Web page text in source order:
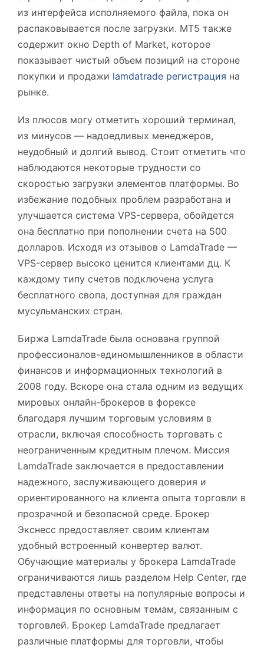
из интерфейса исполняемого файла, пока он
распаковывается после загрузки. MT5 также
содержит окно Depth of Market, которое
показывает чистый объем позиций на стороне
покупки и продажи lamdatrade регистрация на
рынке.
Из плюсов могу отметить хороший терминал,
из минусов — надоедливых менеджеров,
неудобный и долгий вывод. Стоит отметить что
наблюдаются некоторые трудности со
скоростью загрузки элементов платформы. Во
избежание подобных проблем разработана и
улучшается система VPS-сервера, обойдется
она бесплатно при пополнении счета на 500
долларов. Исходя из отзывов о LamdaTrade —
VPS-сервер высоко ценится клиентами дц. К
каждому типу счетов подключена услуга
бесплатного свопа, доступная для граждан
мусульманских стран.
Биржа LamdaTrade была основана группой
профессионалов-единомышленников в области
финансов и информационных технологий в
2008 году. Вскоре она стала одним из ведущих
мировых онлайн-брокеров в форексе
благодаря лучшим торговым условиям в
отрасли, включая способность торговать с
неограниченным кредитным плечом. Миссия
LamdaTrade заключается в предоставлении
надежного, заслуживающего доверия и
ориентированного на клиента опыта торговли в
прозрачной и безопасной среде. Брокер
Экснесс предоставляет своим клиентам
удобный встроенный конвертер валют.
Обучающие материалы у брокера LamdaTrade
ограничиваются лишь разделом Help Center, где
представлены ответы на популярные вопросы и
информация по основным темам, связанным с
торговлей. Брокер LamdaTrade предлагает
различные платформы для торговли, чтобы